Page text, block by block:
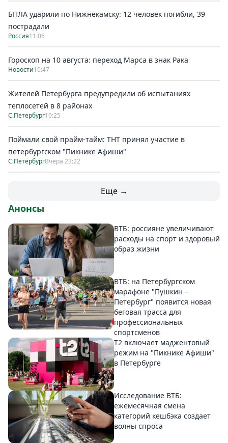
БПЛА ударили по Нижнекамску: 12 человек погибли, 39
пострадали
Россия11:06
Гороскоп на 10 августа: переход Марса в знак Рака
Новости10:47
Жителей Петербурга предупредили об испытаниях
теплосетей в 8 районах
С.Петербург10:25
Поймали свой прайм-тайм: ТНТ принял участие в
петербургском "Пикнике Афиши"
С.ПетербургВчера 23:22
Еще →
Анонсы
ВТБ: россияне увеличивают
расходы на спорт и здоровый
образ жизни
ВТБ: на Петербургском
марафоне "Пушкин –
Петербург" появится новая
беговая трасса для
профессиональных
спортсменов
Т2 включает маджентовый
режим на "Пикнике Афиши"
в Петербурге
Исследование ВТБ:
ежемесячная смена
категорий кешбэка создает
волны спроса